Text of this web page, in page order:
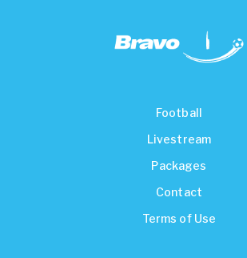
Football
Livestream
Packages
Contact
Terms of Use